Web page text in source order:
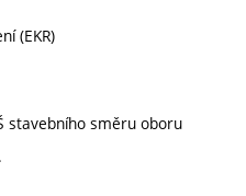
(EKR)
stavebního směru oboru